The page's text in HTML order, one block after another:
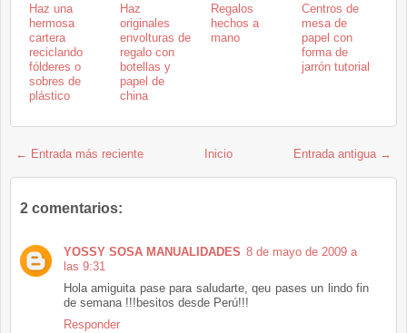
Haz una
hermosa
cartera
reciclando
fólderes o
sobres de
plástico
Haz
originales
envolturas de
regalo con
botellas y
papel de
china
Regalos
hechos a
mano
Centros de
mesa de
papel con
forma de
jarrón tutorial
← Entrada más reciente Entrada antigua →
Inicio
2 comentarios:
YOSSY SOSA MANUALIDADES 8 de mayo de 2009 a
las 9:31
Hola amiguita pase para saludarte, qeu pases un lindo fin
de semana !!!besitos desde Perú!!!
Responder